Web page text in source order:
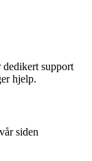
dedikert support
hjelp.
siden